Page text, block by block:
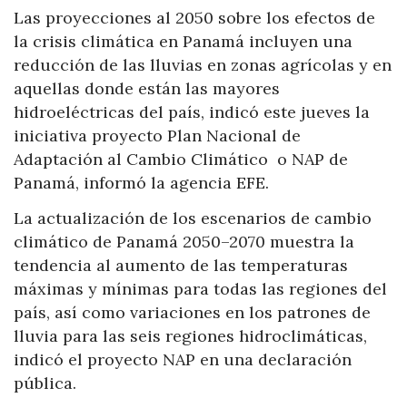
Las proyecciones al 2050 sobre los efectos de
la crisis climática en Panamá incluyen una
reducción de las lluvias en zonas agrícolas y en
aquellas donde están las mayores
hidroeléctricas del país, indicó este jueves la
iniciativa proyecto Plan Nacional de
Adaptación al Cambio Climático o NAP de
Panamá, informó la agencia EFE.
La actualización de los escenarios de cambio
climático de Panamá 2050–2070 muestra la
tendencia al aumento de las temperaturas
máximas y mínimas para todas las regiones del
país, así como variaciones en los patrones de
lluvia para las seis regiones hidroclimáticas,
indicó el proyecto NAP en una declaración
pública.